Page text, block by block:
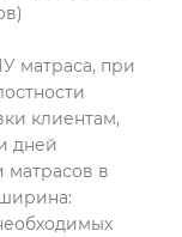
матраса, при
клиентам,
дней
матрасов в